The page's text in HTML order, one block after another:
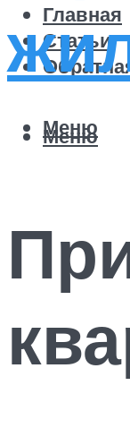
Главная
Статьи
Меню
Меню